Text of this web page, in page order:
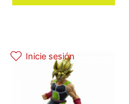
Inicie sesión